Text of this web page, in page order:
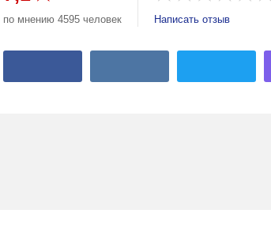
по мнению 4595 человек Написать отзыв